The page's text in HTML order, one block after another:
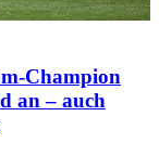
Champion
an – auch